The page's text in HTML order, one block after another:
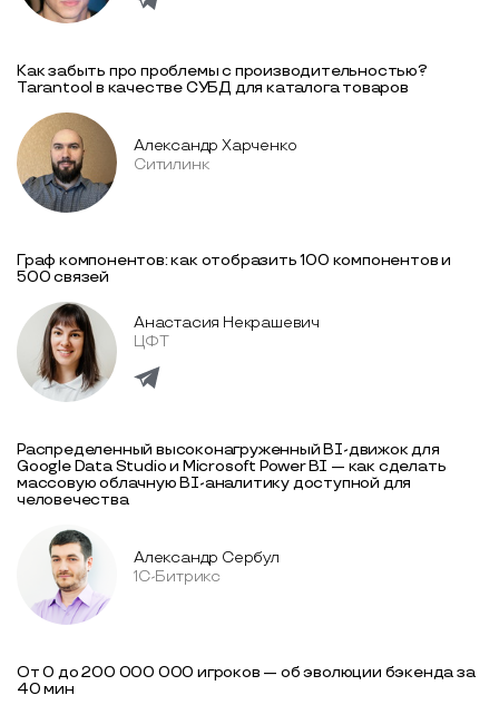
Как забыть про проблемы с производительностью?
Tarantool в качестве СУБД для каталога товаров
Александр Харченко
Ситилинк
Граф компонентов: как отобразить 100 компонентов и
500 связей
Анастасия Некрашевич
ЦФТ
Распределенный высоконагруженный BI-движок для
Google Data Studio и Microsoft Power BI — как сделать
массовую облачную BI-аналитику доступной для
человечества
Александр Сербул
1С-Битрикс
От 0 до 200 000 000 игроков — об эволюции бэкенда за
40 мин